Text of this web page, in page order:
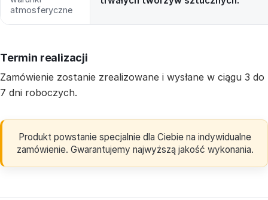
atmosferyczne
Termin realizacji
Zamówienie zostanie zrealizowane i wysłane w ciągu 3 do
7 dni roboczych.
Produkt powstanie specjalnie dla Ciebie na indywidualne
zamówienie. Gwarantujemy najwyższą jakość wykonania.